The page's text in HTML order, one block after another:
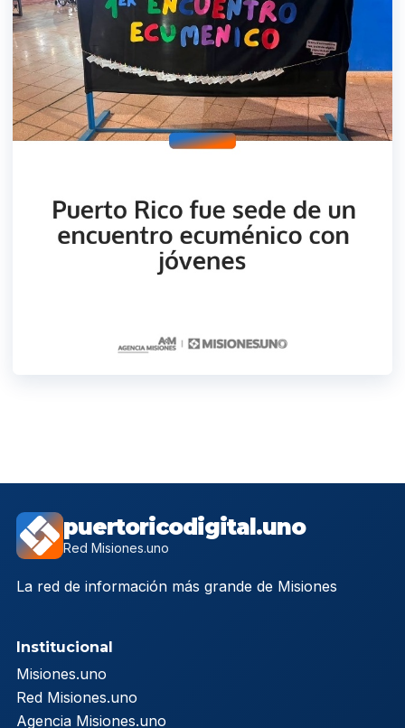
puertoricodigital.uno
Red Misiones.uno
La red de información más grande de Misiones
Institucional
Misiones.uno
Red Misiones.uno
Agencia Misiones.uno